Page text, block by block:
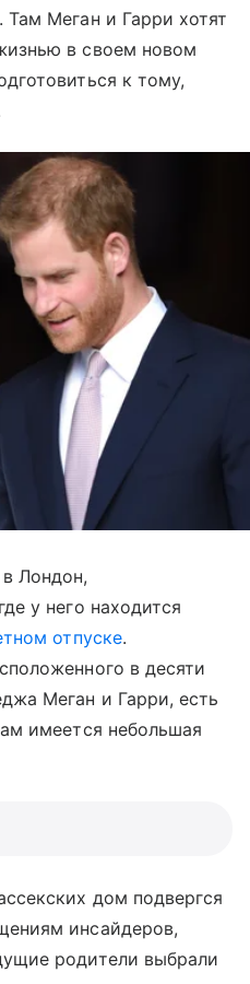
Меган и Гарри хотят
в своем новом
к тому,
Лондон,
у него находится
отпуске.
в десяти
Меган и Гарри, есть
имеется небольшая
дом подвергся
инсайдеров,
родители выбрали